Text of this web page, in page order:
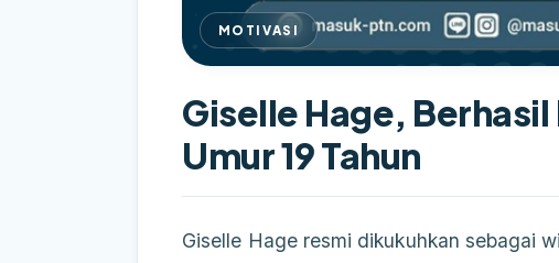
MOTIVASI
Giselle Hage, Berhasil
Umur 19 Tahun
Giselle Hage resmi dikukuhkan sebagai